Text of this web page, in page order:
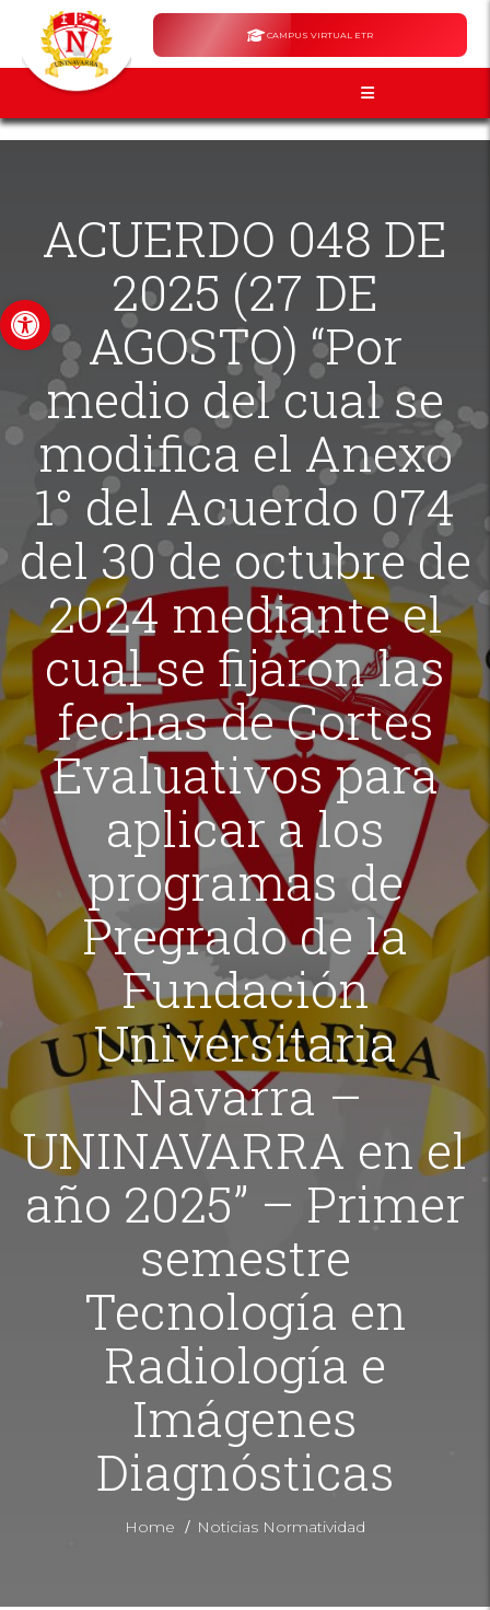
Abrir barra de herramientas
CAMPUS VIRTUAL ETR
ACUERDO 048 DE
2025 (27 DE
AGOSTO) “Por
medio del cual se
modifica el Anexo
1° del Acuerdo 074
del 30 de octubre de
2024 mediante el
cual se fijaron las
fechas de Cortes
Evaluativos para
aplicar a los
programas de
Pregrado de la
Fundación
Universitaria
Navarra –
UNINAVARRA en el
año 2025” – Primer
semestre
Tecnología en
Radiología e
Imágenes
Diagnósticas
Home / Noticias Normatividad